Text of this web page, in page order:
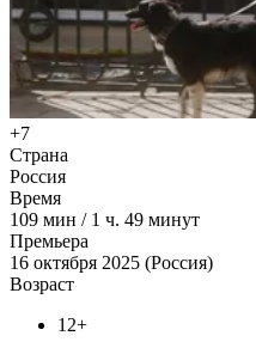
+7
Страна
Россия
Время
109 мин / 1 ч. 49 минут
Премьера
16 октября 2025 (Россия)
Возраст
12+